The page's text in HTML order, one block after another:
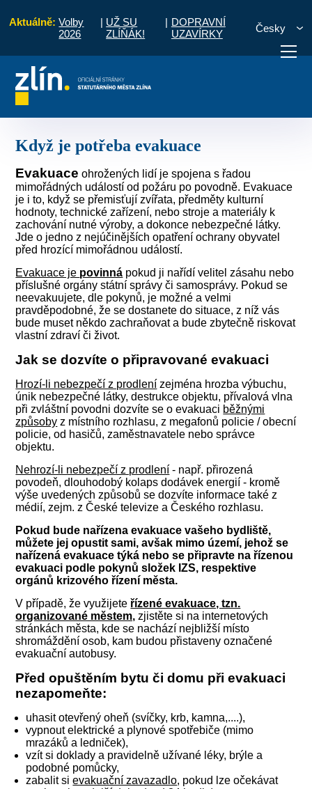
Aktuálně: Volby
2026
| UŽ SU
ZLÍŇÁK!
| DOPRAVNÍ
UZAVÍRKY
Česky
vyřídit Potřebuji zaplatit
Když je potřeba evakuace
Evakuace ohrožených lidí je spojena s řadou
mimořádných událostí od požáru po povodně. Evakuace
je i to, když se přemisťují zvířata, předměty kulturní
hodnoty, technické zařízení, nebo stroje a materiály k
zachování nutné výroby, a dokonce nebezpečné látky.
Jde o jedno z nejúčinějších opatření ochrany obyvatel
před hrozící mimořádnou událostí.
Evakuace je povinná pokud ji nařídí velitel zásahu nebo
příslušné orgány státní správy či samosprávy. Pokud se
neevakuujete, dle pokynů, je možné a velmi
pravděpodobné, že se dostanete do situace, z níž vás
bude muset někdo zachraňovat a bude zbytečně riskovat
vlastní zdraví či život.
Jak se dozvíte o připravované evakuaci
Hrozí-li nebezpečí z prodlení zejména hrozba výbuchu,
únik nebezpečné látky, destrukce objektu, přívalová vlna
při zvláštní povodni dozvíte se o evakuaci běžnými
způsoby z místního rozhlasu, z megafonů policie / obecní
policie, od hasičů, zaměstnavatele nebo správce
objektu.
Nehrozí-li nebezpečí z prodlení - např. přirozená
povodeň, dlouhodobý kolaps dodávek energií - kromě
výše uvedených způsobů se dozvíte informace také z
médií, zejm. z České televize a Českého rozhlasu.
Pokud bude nařízena evakuace vašeho bydliště,
můžete jej opustit sami, avšak mimo území, jehož se
nařízená evakuace týká nebo se připravte na řízenou
evakuaci podle pokynů složek IZS, respektive
orgánů krizového řízení města.
V případě, že využijete řízené evakuace, tzn.
organizované městem, zjistěte si na internetových
stránkách města, kde se nachází nejbližší místo
shromáždění osob, kam budou přistaveny označené
evakuační autobusy.
Před opuštěním bytu či domu při evakuaci
nezapomeňte:
uhasit otevřený oheň (svíčky, krb, kamna,....),
vypnout elektrické a plynové spotřebiče (mimo
mrazáků a ledniček),
vzít si doklady a pravidelně užívané léky, brýle a
podobné pomůcky,
zabalit sievakuační zavazadlo, pokud lze očekávat